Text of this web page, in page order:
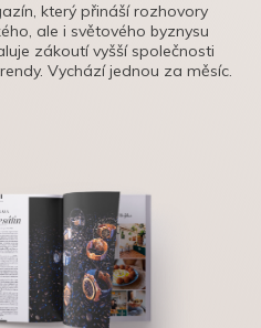
který přináší rozhovory
ale i světového byznysu
zákoutí vyšší společnosti
Vychází jednou za měsíc.